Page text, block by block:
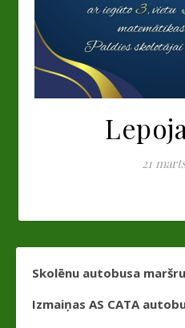
21
Skolēnu autobusa
Izmaiņas AS CATA